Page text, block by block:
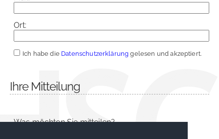
Ort:
Ich habe die Datenschutzerklärung gelesen und akzeptiert.
Ihre Mitteilung
Was möchten Sie mitteilen?